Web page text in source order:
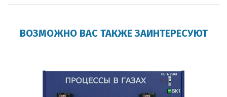
ВОЗМОЖНО ВАС ТАКЖЕ ЗАИНТЕРЕСУЮТ